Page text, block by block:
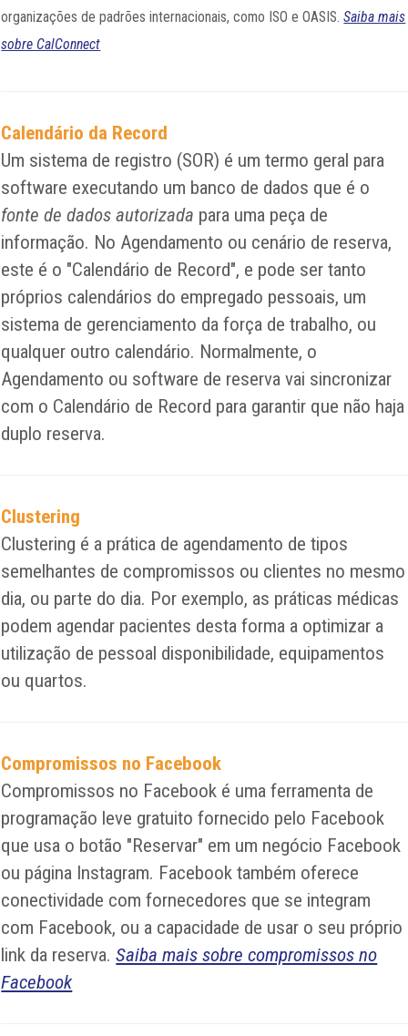
organizações de padrões internacionais, como ISO e OASIS.Saiba mais
sobre CalConnect
Calendário da Record
Um sistema de registro (SOR) é um termo geral para
software executando um banco de dados que é o
fonte de dados autorizada para uma peça de
informação. No Agendamento ou cenário de reserva,
este é o "Calendário de Record", e pode ser tanto
próprios calendários do empregado pessoais, um
sistema de gerenciamento da força de trabalho, ou
qualquer outro calendário. Normalmente, o
Agendamento ou software de reserva vai sincronizar
com o Calendário de Record para garantir que não haja
duplo reserva.
Clustering
Clustering é a prática de agendamento de tipos
semelhantes de compromissos ou clientes no mesmo
dia, ou parte do dia. Por exemplo, as práticas médicas
podem agendar pacientes desta forma a optimizar a
utilização de pessoal disponibilidade, equipamentos
ou quartos.
Compromissos no Facebook
Compromissos no Facebook é uma ferramenta de
programação leve gratuito fornecido pelo Facebook
que usa o botão "Reservar" em um negócio Facebook
ou página Instagram. Facebook também oferece
conectividade com fornecedores que se integram
com Facebook, ou a capacidade de usar o seu próprio
link da reserva.Saiba mais sobre compromissos no
Facebook